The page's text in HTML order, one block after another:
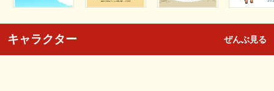
キャラクター ぜんぶ見る